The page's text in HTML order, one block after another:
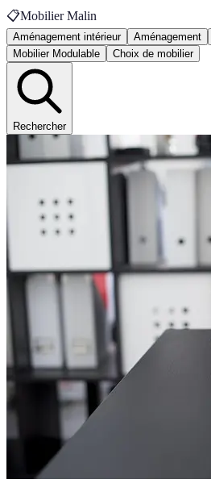
📋Mobilier Malin
Aménagement intérieur Aménagement
Mobilier Modulable
Choix de mobilier
Rechercher